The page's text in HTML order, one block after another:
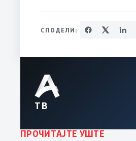
СПОДЕЛИ:
ТВ
ПРОЧИТАЈТЕ УШТЕ